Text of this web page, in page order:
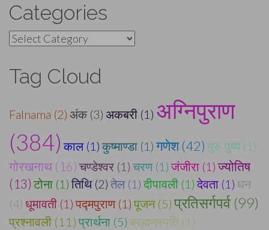
Categories
Categories
Tag Cloud
Falnama (2) अंक (3) अकबरी (1) अग्निपुराण
(384) काल (1) कुष्माण्डा (1) गणेश (42) गुरु-पुष्य (1)
गोरखनाथ (16) चण्डेश्वर (1) चरण (1) जंजीरा (1) ज्योतिष
(13) टोना (1) तिथि (2) तेल (1) दीपावली (1) देवता (1) धन
(4) धूमावती (1) पद्मपुराण (1) पूजन (5) प्रतिसर्गपर्व (99)
प्रश्नावली (11) प्रार्थना (5) ब्रह्मणस्पति (1)